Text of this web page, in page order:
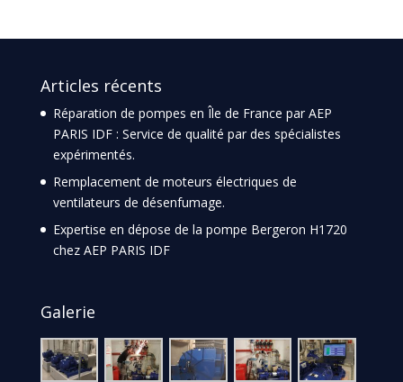
Articles récents
Réparation de pompes en Île de France par AEP
PARIS IDF : Service de qualité par des spécialistes
expérimentés.
Remplacement de moteurs électriques de
ventilateurs de désenfumage.
Expertise en dépose de la pompe Bergeron H1720
chez AEP PARIS IDF
Galerie